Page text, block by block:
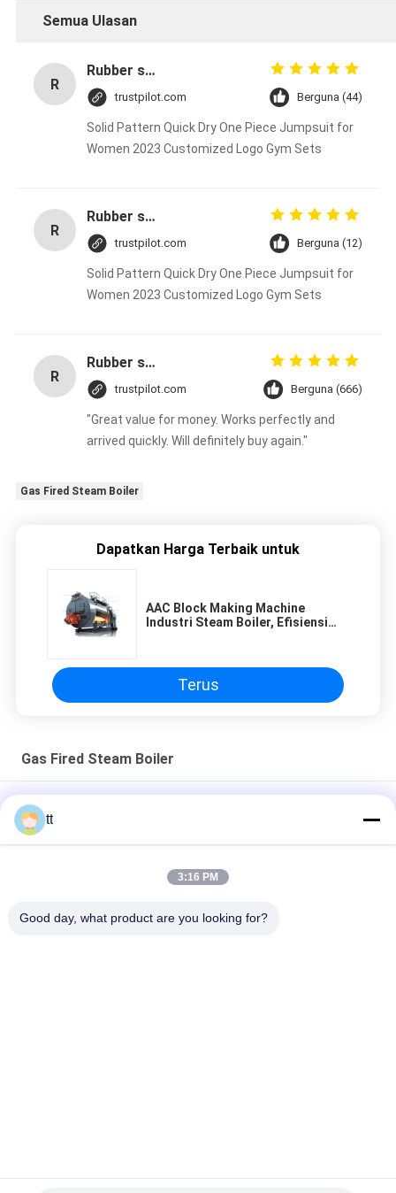
Semua Ulasan
R
Rubber solid forklift tires For material handling forklift
trustpilot.com Berguna (44)
Solid Pattern Quick Dry One Piece Jumpsuit for
Women 2023 Customized Logo Gym Sets
R
Rubber solid forklift tires For material handling forklift
trustpilot.com Berguna (12)
Solid Pattern Quick Dry One Piece Jumpsuit for
Women 2023 Customized Logo Gym Sets
R
Rubber solid forklift tires For material handling forklift
trustpilot.com Berguna (666)
"Great value for money. Works perfectly and
arrived quickly. Will definitely buy again."
Gas Fired Steam Boiler
Dapatkan Harga Terbaik untuk
AAC Block Making Machine
Industri Steam Boiler, Efisiensi
Terus
Gas Fired Steam Boiler
Otomatis tiga Pass 380v 50Hz minyak Gas Dipecat boiler Uap,
0,5 Ton
Minyak horisontal (Gas) Watertube Steam Boiler
tt
3:16 PM
Good day, what product are you looking for?